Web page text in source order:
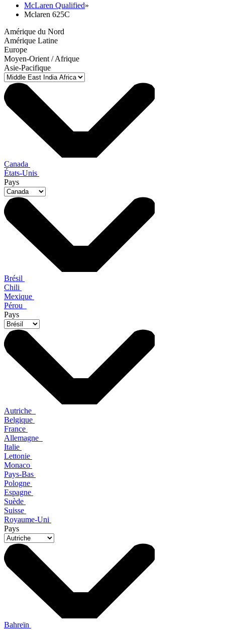
McLaren Qualified»
Mclaren 625C
Amérique du Nord
Amérique Latine
Europe
Moyen-Orient / Afrique
Asie-Pacifique
Canada
États-Unis
Pays
Brésil
Chili
Mexique
Pérou
Pays
Autriche
Belgique
France
Allemagne
Italie
Lettonie
Monaco
Pays-Bas
Pologne
Espagne
Suède
Suisse
Royaume-Uni
Pays
Bahreïn